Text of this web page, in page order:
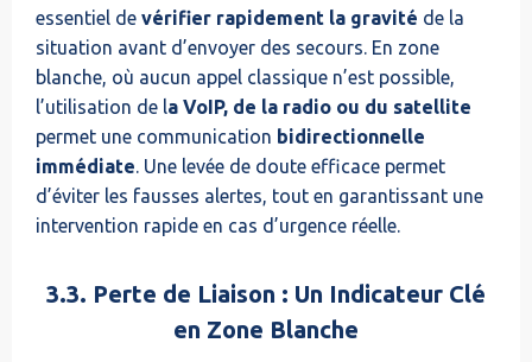
essentiel de vérifier rapidement la gravité de la
situation avant d’envoyer des secours. En zone
blanche, où aucun appel classique n’est possible,
l’utilisation de la VoIP, de la radio ou du satellite
permet une communication bidirectionnelle
immédiate. Une levée de doute efficace permet
d’éviter les fausses alertes, tout en garantissant une
intervention rapide en cas d’urgence réelle.
3.3. Perte de Liaison : Un Indicateur Clé
en Zone Blanche